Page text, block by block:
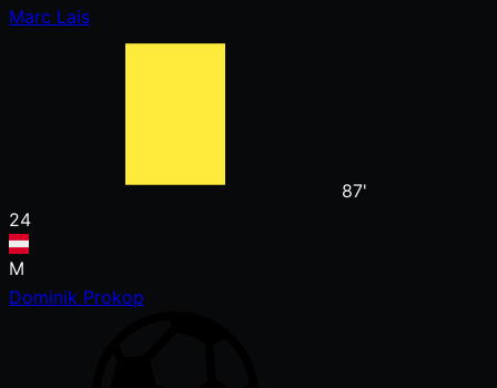
Marc Lais
87'
24
M
Dominik Prokop